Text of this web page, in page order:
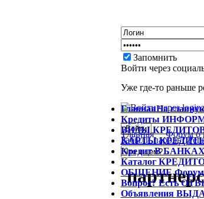
Запомнить
Войти через
Уже где-то раньше
Забыли пароль?
ГлавнаяНа
Кредиты
ВИДЫ
КАРТЫ
КредитВ БАНКАХ
Каталог
ОБЩЕНИЕ
Вопрос?Есть
Объявления
Главная Форум о